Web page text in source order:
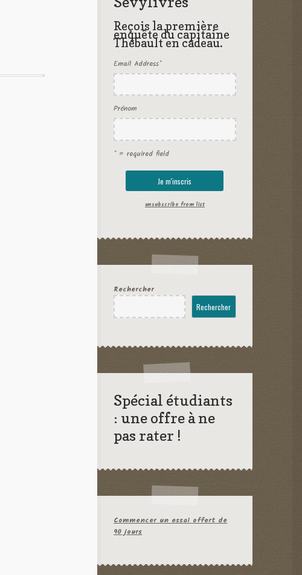
Reçois la première
enquête du capitaine
Thébault en cadeau.
Email Address*
Prénom
* = required field
unsubscribe from list
Rechercher
Rechercher
Spécial étudiants
: une offre à ne
pas rater !
Commencer un essai offert de
90 jours